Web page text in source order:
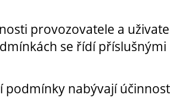
provozovatele a
se řídí
podmínky nabývají